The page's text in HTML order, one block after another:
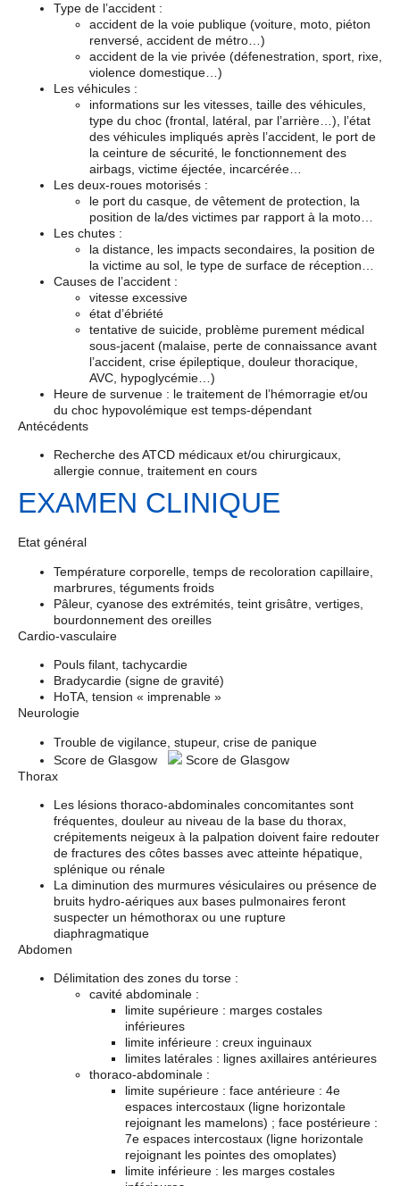
Type de l’accident :
accident de la voie publique (voiture, moto, piéton
renversé, accident de métro…)
accident de la vie privée (défenestration, sport, rixe,
violence domestique…)
Les véhicules :
informations sur les vitesses, taille des véhicules,
type du choc (frontal, latéral, par l’arrière…), l’état
des véhicules impliqués après l’accident, le port de
la ceinture de sécurité, le fonctionnement des
airbags, victime éjectée, incarcérée…
Les deux-roues motorisés :
le port du casque, de vêtement de protection, la
position de la/des victimes par rapport à la moto…
Les chutes :
la distance, les impacts secondaires, la position de
la victime au sol, le type de surface de réception…
Causes de l’accident :
vitesse excessive
état d’ébriété
tentative de suicide, problème purement médical
sous-jacent (malaise, perte de connaissance avant
l’accident, crise épileptique, douleur thoracique,
AVC, hypoglycémie…)
Heure de survenue : le traitement de l’hémorragie et/ou
du choc hypovolémique est temps-dépendant
Antécédents
Recherche des ATCD médicaux et/ou chirurgicaux,
allergie connue, traitement en cours
EXAMEN CLINIQUE
Etat général
Température corporelle, temps de recoloration capillaire,
marbrures, téguments froids
Pâleur, cyanose des extrémités, teint grisâtre, vertiges,
bourdonnement des oreilles
Cardio-vasculaire
Pouls filant, tachycardie
Bradycardie (signe de gravité)
HoTA, tension « imprenable »
Neurologie
Trouble de vigilance, stupeur, crise de panique
Score de Glasgow
Score de Glasgow
Thorax
Les lésions thoraco-abdominales concomitantes sont
fréquentes, douleur au niveau de la base du thorax,
crépitements neigeux à la palpation doivent faire redouter
de fractures des côtes basses avec atteinte hépatique,
splénique ou rénale
La diminution des murmures vésiculaires ou présence de
bruits hydro-aériques aux bases pulmonaires feront
suspecter un hémothorax ou une rupture
diaphragmatique
Abdomen
Délimitation des zones du torse :
cavité abdominale :
limite supérieure : marges costales
inférieures
limite inférieure : creux inguinaux
limites latérales : lignes axillaires antérieures
thoraco-abdominale :
limite supérieure : face antérieure : 4e
espaces intercostaux (ligne horizontale
rejoignant les mamelons) ; face postérieure :
7e espaces intercostaux (ligne horizontale
rejoignant les pointes des omoplates)
limite inférieure : les marges costales